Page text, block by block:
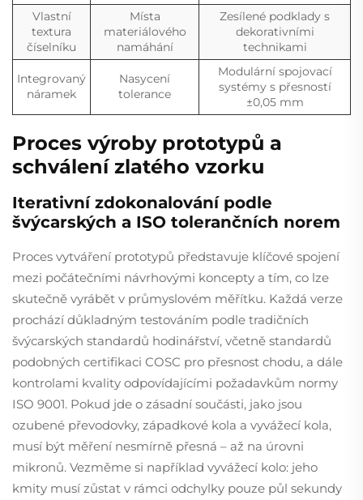
Vlastní
textura
číselníku
Místa
materiálového
namáhání
Zesílené podklady s
dekorativními
technikami
Integrovaný
náramek
Nasycení
tolerance
Modulární spojovací
systémy s přesností
±0,05 mm
Proces výroby prototypů a
schválení zlatého vzorku
Iterativní zdokonalování podle
švýcarských a ISO tolerančních norem
Proces vytváření prototypů představuje klíčové spojení
mezi počátečními návrhovými koncepty a tím, co lze
skutečně vyrábět v průmyslovém měřítku. Každá verze
prochází důkladným testováním podle tradičních
švýcarských standardů hodinářství, včetně standardů
podobných certifikaci COSC pro přesnost chodu, a dále
kontrolami kvality odpovídajícími požadavkům normy
ISO 9001. Pokud jde o zásadní součásti, jako jsou
ozubené převodovky, západkové kola a vyvážecí kola,
musí být měření nesmírně přesná – až na úrovni
mikronů. Vezměme si například vyvážecí kolo: jeho
kmity musí zůstat v rámci odchylky pouze půl sekundy